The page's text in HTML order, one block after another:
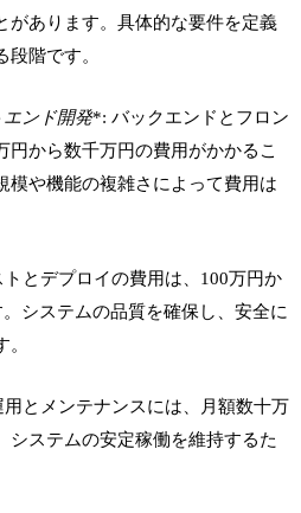
があります。具体的な要件を定義
段階です。
ンド開発*: バックエンドとフロン
円から数千万円の費用がかかるこ
模や機能の複雑さによって費用は
とデプロイの費用は、100万円か
システムの品質を確保し、安全に
用とメンテナンスには、月額数十万
システムの安定稼働を維持するた